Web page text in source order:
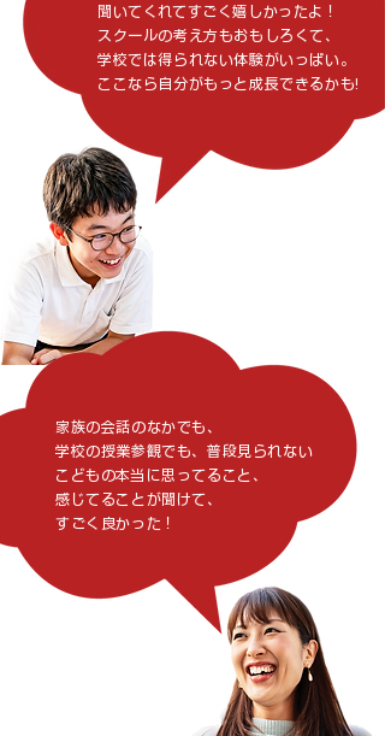
聞いてくれてすごく嬉しかったよ！
スクールの考え方もおもしろくて、
学校では得られない体験がいっぱい。
​ここなら自分がもっと成長できるかも!
家族の会話のなかでも、
​学校の授業参観でも、普段見られない
こどもの本当に思ってること、
感じてることが聞けて、
すごく良かった！